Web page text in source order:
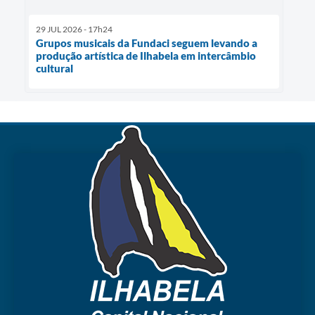
29 JUL 2026 - 17h24
Grupos musicais da Fundaci seguem levando a
produção artística de Ilhabela em intercâmbio
cultural